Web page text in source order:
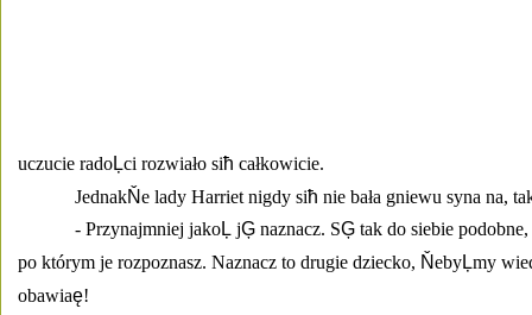
uczucie radoĻci rozwiało siħ całkowicie.
JednakŇe lady Harriet nigdy siħ nie bała gniewu syna na,
- Przynajmniej jakoĻ jĢ naznacz. SĢ tak do siebie podobne,
po którym je rozpoznasz. Naznacz to drugie dziecko, ŇebyĻmy
obawiaę!